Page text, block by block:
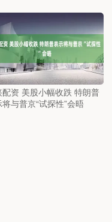
配资 美股小幅收跌 特朗普
与普京“试探性”会晤